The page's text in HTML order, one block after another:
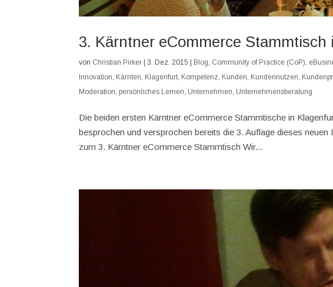
3. Kärntner eCommerce Stammtisch
von Christian Pirker |3. Dez. 2015 Blog, Community of Practice (CoP),
Innovation, Kärnten, Klagenfurt, Kompetenz, Kunden, Kundennutzen,
Moderation, persönliches Lernen, Unternehmen, Unternehmensberatung
Die beiden ersten Kärntner eCommerce Stammtische in
besprochen und versprochen bereits die 3. Auflage dieses
zum 3. Kärntner eCommerce Stammtisch Wir...